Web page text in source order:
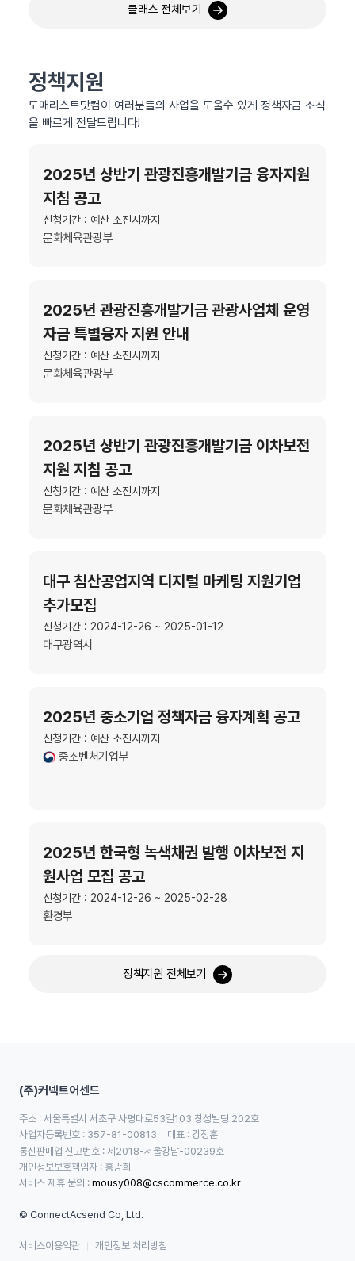
클래스 전체보기
정책지원
도매리스트닷컴이 여러분들의 사업을 도울수 있게 정책자금 소식
을 빠르게 전달드립니다!
2025년 상반기 관광진흥개발기금 융자지원
지침 공고
신청기간 : 예산 소진시까지
문화체육관광부
2025년 관광진흥개발기금 관광사업체 운영
자금 특별융자 지원 안내
신청기간 : 예산 소진시까지
문화체육관광부
2025년 상반기 관광진흥개발기금 이차보전
지원 지침 공고
신청기간 : 예산 소진시까지
문화체육관광부
대구 침산공업지역 디지털 마케팅 지원기업
추가모집
신청기간 : 2024-12-26 ~ 2025-01-12
대구광역시
2025년 중소기업 정책자금 융자계획 공고
신청기간 : 예산 소진시까지
중소벤처기업부
2025년 한국형 녹색채권 발행 이차보전 지
원사업 모집 공고
신청기간 : 2024-12-26 ~ 2025-02-28
환경부
정책지원 전체보기
(주)커넥트어센드
주소 : 서울특별시 서초구 사평대로53길103 창성빌딩 202호
사업자등록번호 : 357-81-00813
대표 : 강정훈
통신판매업 신고번호 : 제2018-서울강남-00239호
개인정보보호책임자 : 홍광희
서비스 제휴 문의 : mousy008@cscommerce.co.kr
© ConnectAcsend Co, Ltd.
서비스이용약관 개인정보 처리방침